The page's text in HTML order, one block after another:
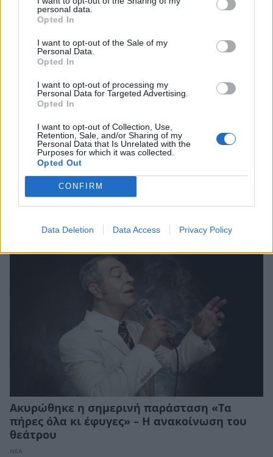
personal data.
Opted In
I want to opt-out of the Sale of my
Personal Data.
Opted In
I want to opt-out of processing my
Personal Data for Targeted Advertising.
Opted In
I want to opt-out of Collection, Use,
Retention, Sale, and/or Sharing of my
Personal Data that Is Unrelated with the
Purposes for which it was collected.
Opted Out
CONFIRM
Data Deletion Data Access Privacy Policy
Διαμαντής Διονυσίου: H σύγκριση με τον
πατέρα του Στράτο Διονυσίου και η
Ακυρώθηκε η σημερινή παράσταση «Τα
πήρες όλα κι έφυγες» – Η ανακοίνωση του
θεάτρου
ΝΕΑ